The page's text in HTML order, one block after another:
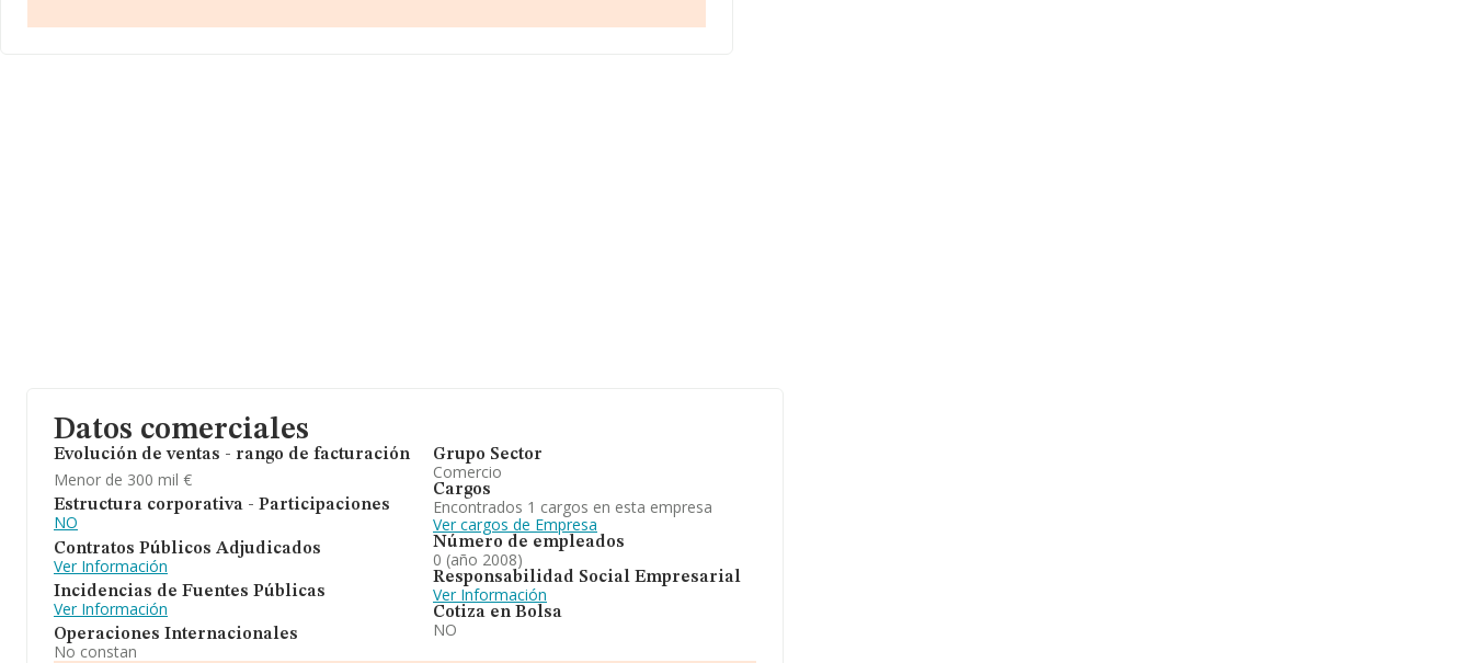
Datos comerciales
Evolución de ventas - rango de facturación
Menor de 300 mil €
Estructura corporativa - Participaciones
NO
Contratos Públicos Adjudicados
Ver Información
Incidencias de Fuentes Públicas
Ver Información
Operaciones Internacionales
No constan
Grupo Sector
Comercio
Cargos
Encontrados 1 cargos en esta empresa
Ver cargos de Empresa
Número de empleados
0 (año 2008)
Responsabilidad Social Empresarial
Ver Información
Cotiza en Bolsa
NO